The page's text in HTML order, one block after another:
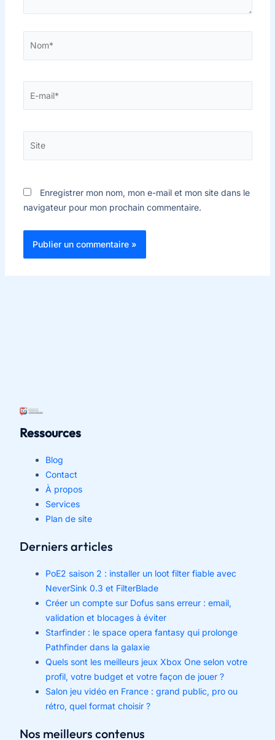
mail*
Enregistrer mon nom, mon e-mail et mon site dans le
navigateur pour mon prochain commentaire.
Ressources
Blog
Contact
À propos
Services
Plan de site
Derniers articles
PoE2 saison 2 : installer un loot filter fiable avec
NeverSink 0.3 et FilterBlade
Créer un compte sur Dofus sans erreur : email,
validation et blocages à éviter
Starfinder : le space opera fantasy qui prolonge
Pathfinder dans la galaxie
Quels sont les meilleurs jeux Xbox One selon votre
profil, votre budget et votre façon de jouer ?
Salon jeu vidéo en France : grand public, pro ou
rétro, quel format choisir ?
Nos meilleurs contenus